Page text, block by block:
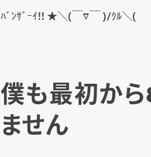
ﾊﾞﾝｻﾞｰｲ!! ★＼(￣▽￣ )/ｸﾙ
僕も最初か
ません